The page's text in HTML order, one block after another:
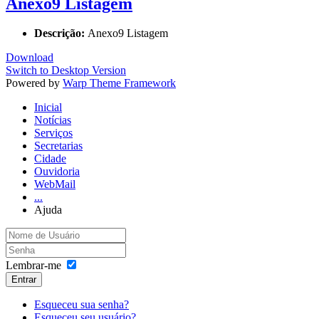
Descrição: Anexo9 Listagem
Download
Switch to Desktop Version
Powered by Warp Theme Framework
Inicial
Notícias
Serviços
Secretarias
Cidade
Ouvidoria
WebMail
...
Ajuda
Lembrar-me
Entrar
Esqueceu sua senha?